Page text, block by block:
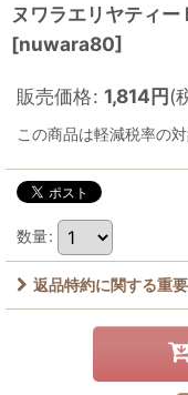
ヌワラエリヤティ
[nuwara80]
販売価格: 1,814円(
この商品は軽減税率の対
数量:
返品特約に関する重